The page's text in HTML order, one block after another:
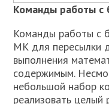
Команды работы с
Команды работы с
МК для пересылки
выполнения
содержимым.
небольшой набор
реализовать целый